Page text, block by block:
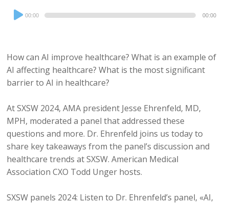
Audio
Player
00:00 00:00
How can AI improve healthcare? What is an example of
AI affecting healthcare? What is the most significant
barrier to AI in healthcare?
At SXSW 2024, AMA president Jesse Ehrenfeld, MD,
MPH, moderated a panel that addressed these
questions and more. Dr. Ehrenfeld joins us today to
share key takeaways from the panel’s discussion and
healthcare trends at SXSW. American Medical
Association CXO Todd Unger hosts.
SXSW panels 2024: Listen to Dr. Ehrenfeld’s panel, «AI,